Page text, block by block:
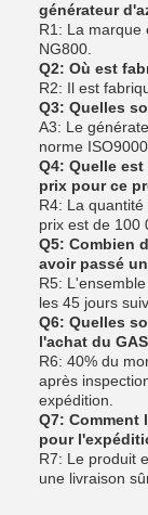
générateur
R1: La marque
NG800.
Q2: Où est
R2: Il est
Q3: Quelles
A3: Le
norme
Q4: Quelle
prix pour ce
R4: La
prix est de 100
Q5: Combien
avoir passé
R5:
les 45 jours
Q6: Quelles
l'achat du
R6: 40% du
après
expédition.
Q7: Comment
pour
R7: Le produit
une livraison